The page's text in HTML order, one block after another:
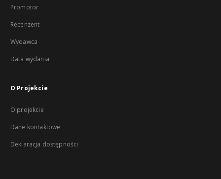
Promotor
Recenzent
Wydawca
Data wydania
O Projekcie
O projekcie
Dane kontaktowe
Deklaracja dostępności